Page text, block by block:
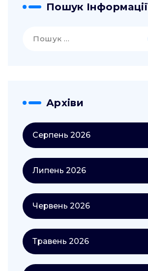
Пошук Інформації
Архіви
Серпень 2026
Липень 2026
Червень 2026
Травень 2026